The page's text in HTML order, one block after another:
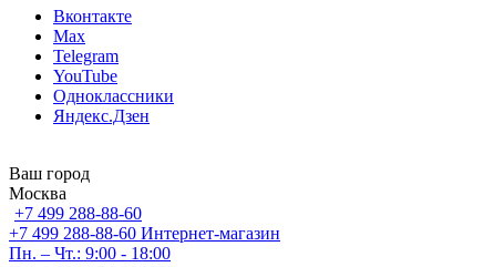
Вконтакте
Max
Telegram
YouTube
Одноклассники
Яндекс.Дзен
Ваш город
Москва
+7 499 288-88-60
+7 499 288-88-60 Интернет-магазин
Пн. – Чт.: 9:00 - 18:00